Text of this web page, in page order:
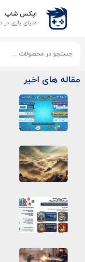
اپکس شاپ
دنیای بازی‌
مقاله های اخیر